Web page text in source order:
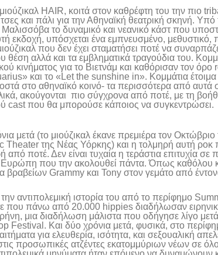
HAIR, κοιτά στον καθρέφτη του την πιο
και πάλι για την Αθηναϊκή θεατρική σκηνή. Υπό
το δυναμικό και νεανικό κάστ που
εκδοχή, υπόσχεται ένα εμπνευσμένο,
που δεν έχει σταματήσει ποτέ να
θέση αλλά και τα εμβληματικά τραγούδια του.
κινήματος για το Βιετνάμ και καθόρισαν τον
και το «Let the sunshine in». Κομμάτια έτοιμα
στο αθηναϊκό κοινό- τα περισσότερα από αυτά
ακούγονται πιο σύγχρονα από ποτέ, με τη
cast που θα μπορούσε κάποιος να συγκεντρώσει.
μετά (το μιούζικαλ έκανε πρεμιέρα τον
Theater της Νέας Υόρκης) και η τολμηρή αυτή ροκ
ποτέ. Δεν είναι τυχαία η τεράστια επιτυχία σε
Ευρώπη που την ακολουθεί πάντα. Όπως καθόλου
βραβείων Grammy και Tony στον γεμάτο από
αντιπολεμική ιστορία του από το περίφημο
που πάνω από 20.000 hippies διαδήλωσαν
μια διαδήλωση μάλιστα που οδήγησε λίγο
Festival. Και δύο χρόνια μετά, φυσικά, στο
για ελευθερία, ισότητα, και σεξουαλική
προσωπικές ατζέντες εκατομμύριων νέων σε